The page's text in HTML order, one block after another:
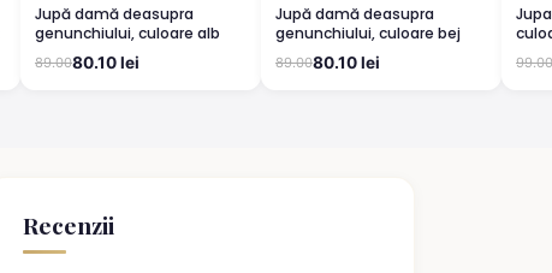
Jupă damă deasupra
genunchiului, culoare alb
89.0080.10 lei
Jupă damă deasupra
genunchiului, culoare bej
89.0080.10 lei 99.00
Recenzii